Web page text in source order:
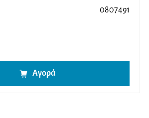
0807491
Αγορά